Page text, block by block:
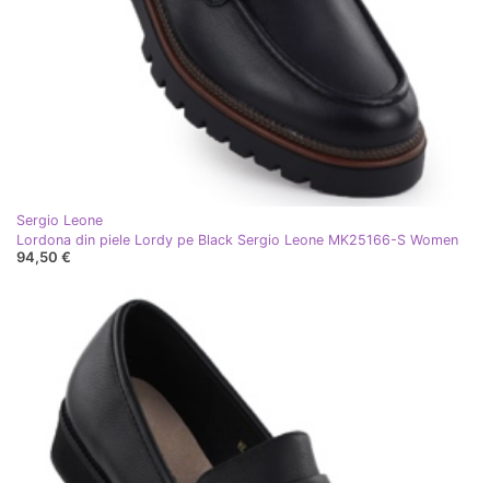
Sergio Leone
Lordona din piele Lordy pe Black Sergio Leone MK25166-S Women
94,50 €